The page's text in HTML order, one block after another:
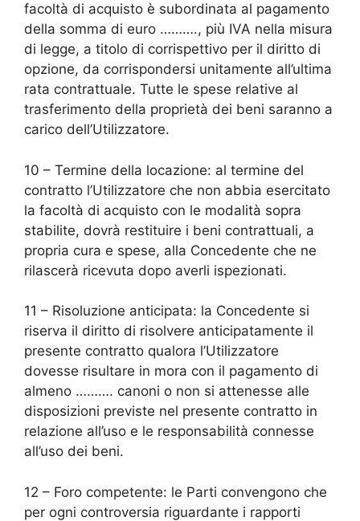
facoltà di acquisto è subordinata al pagamento
della somma di euro ………., più IVA nella misura
di legge, a titolo di corrispettivo per il diritto di
opzione, da corrispondersi unitamente all’ultima
rata contrattuale. Tutte le spese relative al
trasferimento della proprietà dei beni saranno a
carico dell’Utilizzatore.
10 – Termine della locazione: al termine del
contratto l’Utilizzatore che non abbia esercitato
la facoltà di acquisto con le modalità sopra
stabilite, dovrà restituire i beni contrattuali, a
propria cura e spese, alla Concedente che ne
rilascerà ricevuta dopo averli ispezionati.
11 – Risoluzione anticipata: la Concedente si
riserva il diritto di risolvere anticipatamente il
presente contratto qualora l’Utilizzatore
dovesse risultare in mora con il pagamento di
almeno ………. canoni o non si attenesse alle
disposizioni previste nel presente contratto in
relazione all’uso e le responsabilità connesse
all’uso dei beni.
12 – Foro competente: le Parti convengono che
per ogni controversia riguardante i rapporti